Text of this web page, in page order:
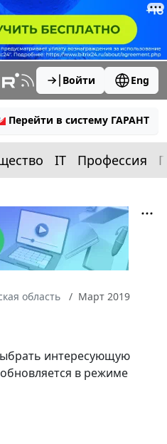
Войти Eng
Перейти в систему ГАРАНТ
IT Профессия
область Март 2019
интересующую
в режиме